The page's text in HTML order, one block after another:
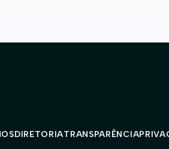
DIRETORIATRANSPARÊNCIA